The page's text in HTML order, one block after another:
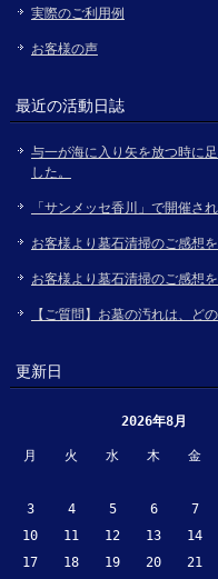
実際のご利用例
お客様の声
最近の活動日誌
与一が海に入り矢を放つ時に
した。
「サンメッセ香川」で開催さ
お客様より墓石清掃のご感想を
お客様より墓石清掃のご感想を
【ご質問】お墓の汚れは、ど
更新日
2026年8月
月 火 水 木 金
3
4 5 6 7
10
11 12 13 14
17
18 19 20 21